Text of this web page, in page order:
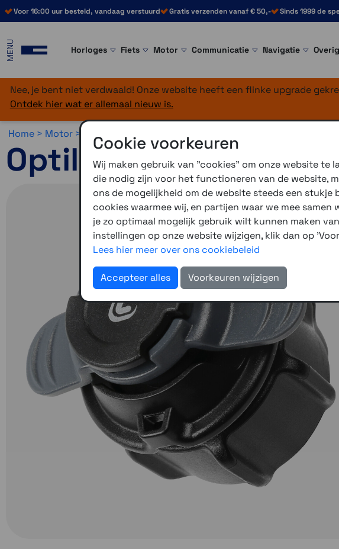
Voor 16:00 uur besteld, vandaag verstuurd Gratis verzenden vanaf € 50,- Sinds 1999 de
MENU Horloges Fiets Motor Communicatie Navigatie Overig
Nee, je bent niet verdwaald! Onze website heeft een flinke upgrade
Ontdek hier wat er allemaal nieuw is.
Home > Motor >
Optiline Opti-Adapter
Cookie voorkeuren
Wij maken gebruik van "cookies" om onze website
die nodig zijn voor het functioneren van de website,
ons de mogelijkheid om de website steeds een
cookies waarmee wij, en partijen waar we mee
je zo optimaal mogelijk gebruik wilt kunnen maken
instellingen op onze website wijzigen, klik dan op
Lees hier meer over ons cookiebeleid
Accepteer alles Voorkeuren wijzigen